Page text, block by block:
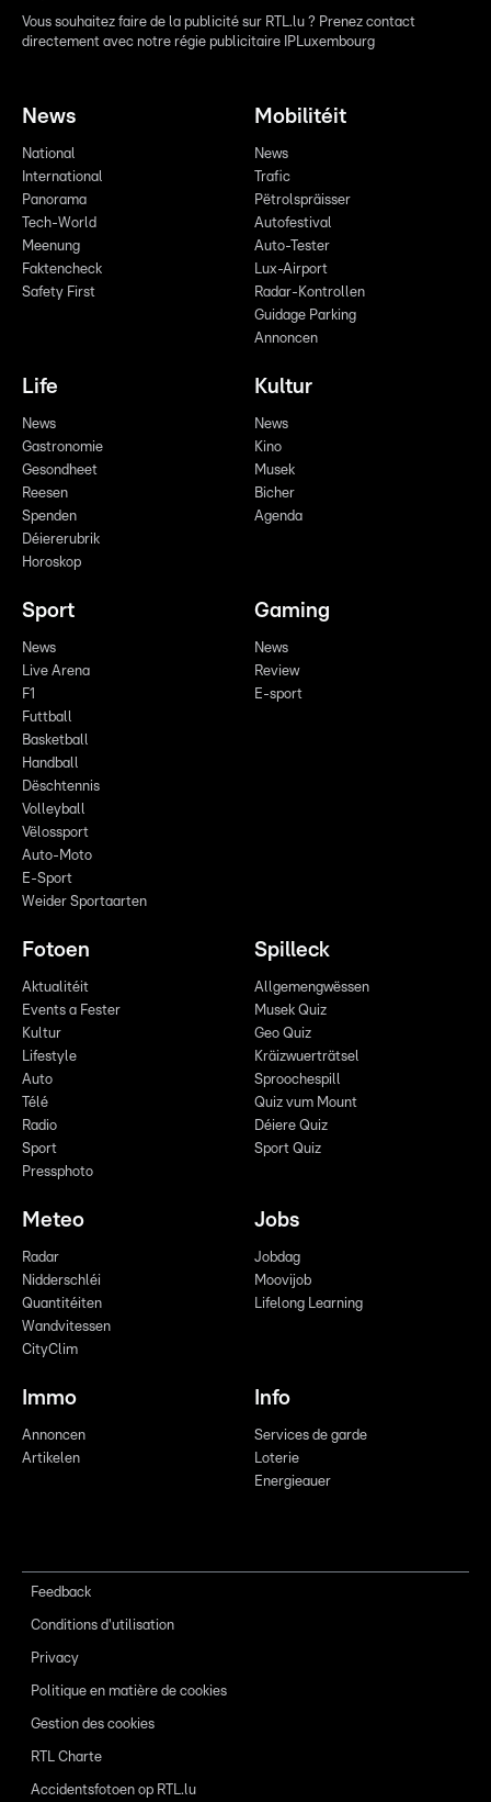
Vous souhaitez faire de la publicité sur RTL.lu ? Prenez contact
directement avec notre régie publicitaire IPLuxembourg
News
National
International
Panorama
Tech-World
Meenung
Faktencheck
Safety First
Mobilitéit
News
Trafic
Pëtrolspräisser
Autofestival
Auto-Tester
Lux-Airport
Radar-Kontrollen
Guidage Parking
Annoncen
Life
News
Gastronomie
Gesondheet
Reesen
Spenden
Déiererubrik
Horoskop
Kultur
News
Kino
Musek
Bicher
Agenda
Sport
News
Live Arena
F1
Futtball
Basketball
Handball
Dëschtennis
Volleyball
Vëlossport
Auto-Moto
E-Sport
Weider Sportaarten
Gaming
News
Review
E-sport
Fotoen
Aktualitéit
Events a Fester
Kultur
Lifestyle
Auto
Télé
Radio
Sport
Pressphoto
Spilleck
Allgemengwëssen
Musek Quiz
Geo Quiz
Kräizwuerträtsel
Sproochespill
Quiz vum Mount
Déiere Quiz
Sport Quiz
Meteo
Radar
Nidderschléi
Quantitéiten
Wandvitessen
CityClim
Jobs
Jobdag
Moovijob
Lifelong Learning
Immo
Annoncen
Artikelen
Info
Services de garde
Loterie
Energieauer
Feedback
Conditions d'utilisation
Privacy
Politique en matière de cookies
Gestion des cookies
RTL Charte
Accidentsfotoen op RTL.lu